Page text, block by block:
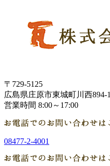
〒729-5125
広島県庄原市東城町川西894-1
営業時間 8:00～17:00
08477-2-4001